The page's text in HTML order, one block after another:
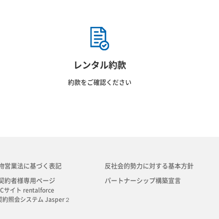
レンタル約款
約款をご確認ください
営業法に基づく表記
約者様専用ページ
サイト rentalforce
約照会システム Jasper２
反社会的勢力に対する基本方針
パートナーシップ構築宣言